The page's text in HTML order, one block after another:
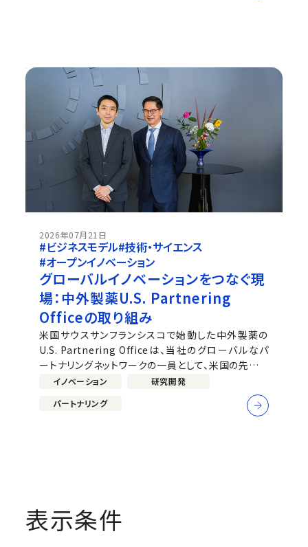
2026年07月21日
#ビジネスモデル#技術・サイエンス
#オープンイノベーション
グローバルイノベーションをつなぐ現
場：中外製薬U.S. Partnering
Officeの取り組み
米国サウスサンフランシスコで始動した中外製薬の
U.S. Partnering Officeは、当社のグローバルなパ
ートナリングネットワークの一員として、米国の先端サ
イエンスとの接点を広げています。同チームは
Andrew Wong（Head of Chugai Partnering,
イノベーション
研究開発
パートナリング
表示条件